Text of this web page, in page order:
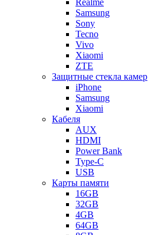
Realme
Samsung
Sony
Tecno
Vivo
Xiaomi
ZTE
Защитные стекла камер
iPhone
Samsung
Xiaomi
Кабеля
AUX
HDMI
Power Bank
Type-C
USB
Карты памяти
16GB
32GB
4GB
64GB